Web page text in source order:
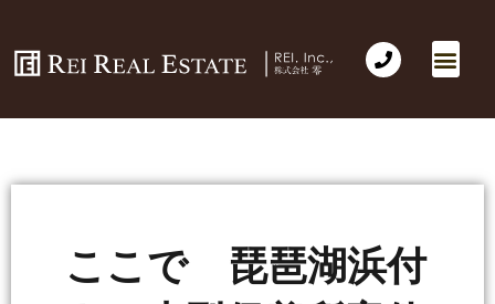
ここで 琵琶湖浜付